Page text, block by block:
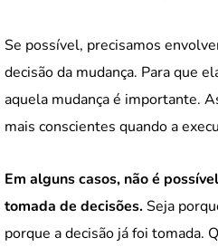
Se possível, precisamos
decisão da mudança. Para que
aquela mudança é importante.
mais conscientes quando a
Em alguns casos, não é
tomada de decisões.Seja
porque a decisão já foi tomada.